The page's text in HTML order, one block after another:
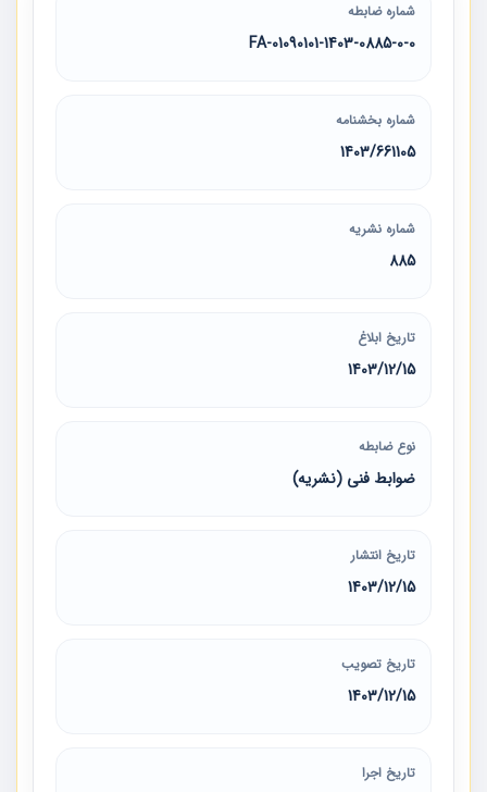
شماره ضابطه
01090101-1403-0885-0-0-FA
شماره بخشنامه
1403/661105
شماره نشریه
885
تاریخ ابلاغ
1403/12/15
نوع ضابطه
ضوابط فنی (نشریه)
تاریخ انتشار
1403/12/15
تاریخ تصویب
1403/12/15
تاریخ اجرا